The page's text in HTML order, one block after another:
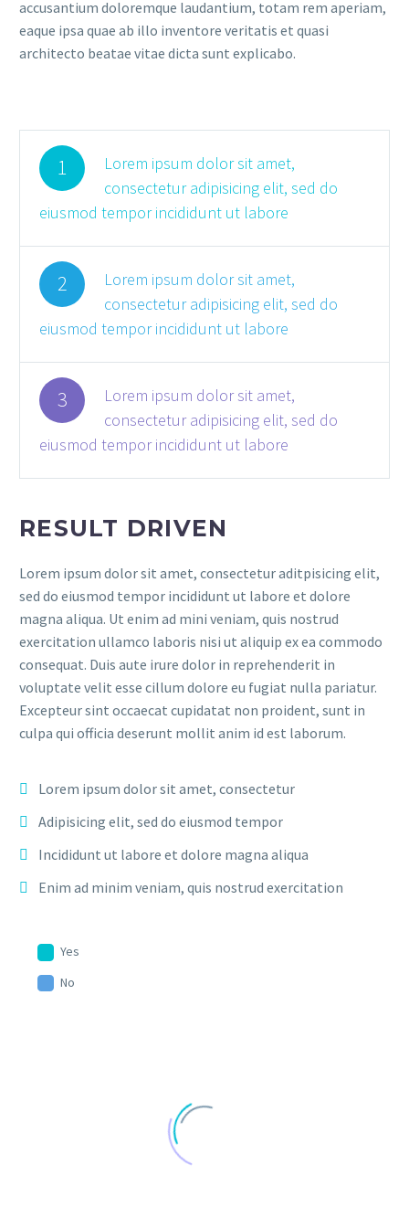
accusantium doloremque laudantium, totam rem aperiam,
eaque ipsa quae ab illo inventore veritatis et quasi
architecto beatae vitae dicta sunt explicabo.
1
Lorem ipsum dolor sit amet,
consectetur adipisicing elit, sed do
eiusmod tempor incididunt ut labore
2
Lorem ipsum dolor sit amet,
consectetur adipisicing elit, sed do
eiusmod tempor incididunt ut labore
3
Lorem ipsum dolor sit amet,
consectetur adipisicing elit, sed do
eiusmod tempor incididunt ut labore
RESULT DRIVEN
Lorem ipsum dolor sit amet, consectetur aditpisicing elit,
sed do eiusmod tempor incididunt ut labore et dolore
magna aliqua. Ut enim ad mini veniam, quis nostrud
exercitation ullamco laboris nisi ut aliquip ex ea commodo
consequat. Duis aute irure dolor in reprehenderit in
voluptate velit esse cillum dolore eu fugiat nulla pariatur.
Excepteur sint occaecat cupidatat non proident, sunt in
culpa qui officia deserunt mollit anim id est laborum.
Lorem ipsum dolor sit amet, consectetur
Adipisicing elit, sed do eiusmod tempor
Incididunt ut labore et dolore magna aliqua
Enim ad minim veniam, quis nostrud exercitation
Yes
No